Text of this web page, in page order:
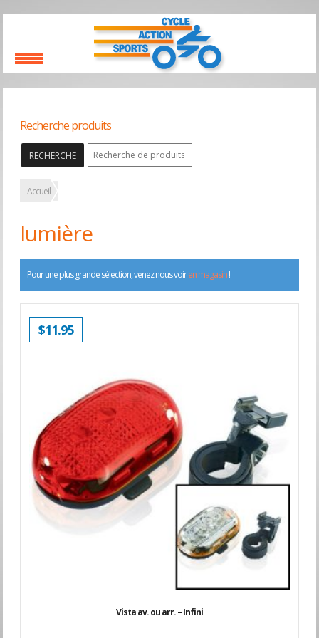
Recherche produits
RECHERCHE
Accueil
lumière
Pour une plus grande sélection, venez nous voiren magasin!
Vista av. ou arr. – Infini
$11.95